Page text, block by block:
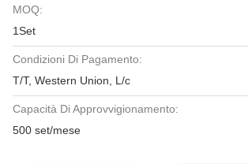
MOQ:
1Set
Condizioni Di Pagamento:
T/T, Western Union, L/c
Capacità Di Approvvigionamento:
500 set/mese